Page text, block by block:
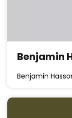
Benjamin
Benjamin